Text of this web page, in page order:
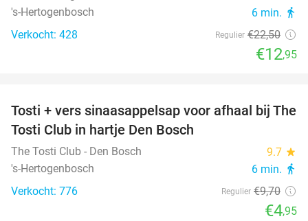
's-Hertogenbosch 6 min. directions_walk
Verkocht: 428 Regulier €22,50
€12,95
49%
Tosti + vers sinaasappelsap voor afhaal bij The
Tosti Club in hartje Den Bosch
The Tosti Club - Den Bosch 9.7 star
's-Hertogenbosch 6 min. directions_walk
Verkocht: 776 Regulier €9,70
€4,95